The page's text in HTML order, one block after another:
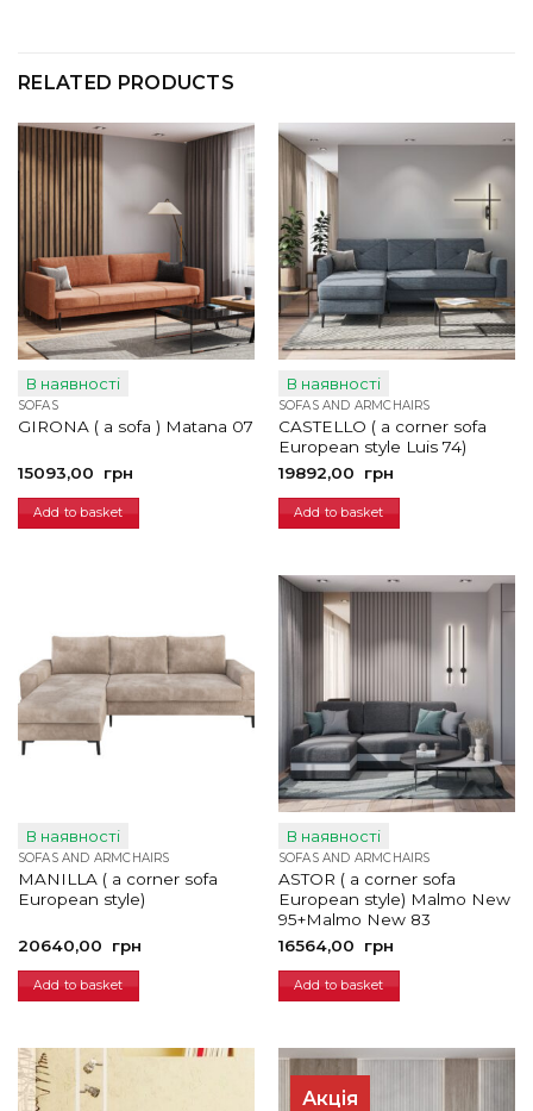
RELATED PRODUCTS
В наявності
SOFAS
GIRONA ( a sofa ) Matana 07
15093,00 грн
Add to basket
В наявності
SOFAS AND ARMCHAIRS
CASTELLO ( a corner sofa
European style Luis 74)
19892,00
грн
Add to basket
В наявності
SOFAS AND ARMCHAIRS
MANILLA ( a corner sofa
European style)
20640,00 грн
Add to basket
В наявності
SOFAS AND ARMCHAIRS
ASTOR ( a corner sofa
European style) Malmo New
95+Malmo New 83
16564,00
грн
Add to basket
Акція